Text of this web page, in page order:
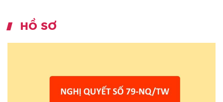
HỒ SƠ